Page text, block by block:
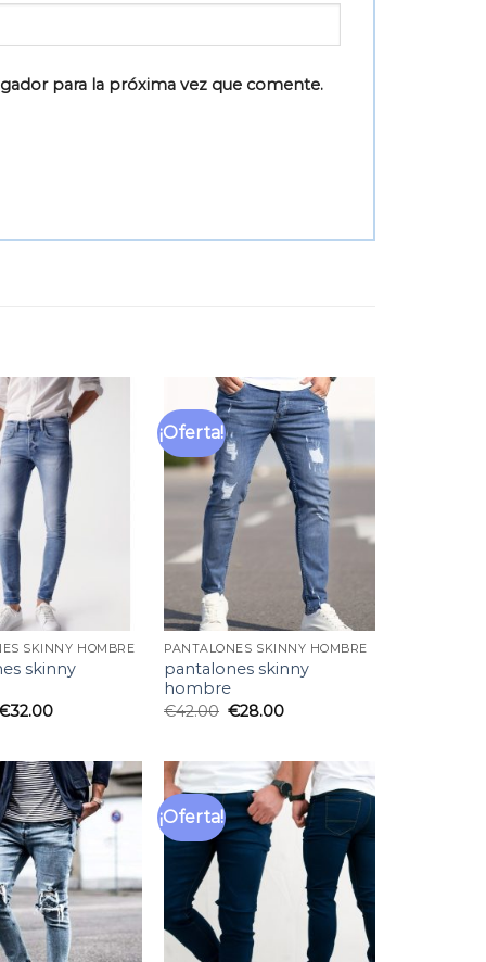
para la próxima vez que comente.
SKINNY HOMBRE
skinny
32.00
¡Oferta!
Añadir
lista
deseos
PANTALONES SKINNY HOMBRE
pantalones skinny
hombre
€42.00 €28.00
Añadir
a la
deseos
¡Oferta!
Añadir
a la
lista
de
deseos